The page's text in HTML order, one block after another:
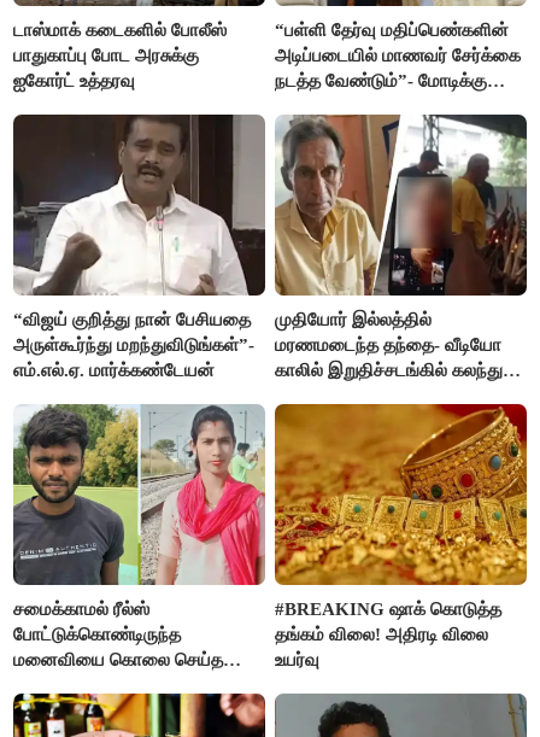
டாஸ்மாக் கடைகளில் போலீஸ்
பாதுகாப்பு போட அரசுக்கு
ஐகோர்ட் உத்தரவு
“பள்ளி தேர்வு மதிப்பெண்களின்
அடிப்படையில் மாணவர் சேர்க்கை
நடத்த வேண்டும்”- மோடிக்கு
“விஜய் குறித்து நான் பேசியதை
அருள்கூர்ந்து மறந்துவிடுங்கள்”-
எம்.எல்.ஏ. மார்க்கண்டேயன்
முதியோர் இல்லத்தில்
மரணமடைந்த தந்தை- வீடியோ
காலில் இறுதிச்சடங்கில் கலந்து
சமைக்காமல் ரீல்ஸ்
போட்டுக்கொண்டிருந்த
மனைவியை கொலை செய்த
#BREAKING ஷாக் கொடுத்த
தங்கம் விலை! அதிரடி விலை
உயர்வு